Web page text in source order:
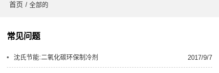
首页 / 全部的
常见问题
沈氏节能:二氧化碳环保制冷剂 2017/9/7